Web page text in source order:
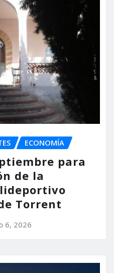
ECONOMÍA
para
de la
Torrent
6, 2026